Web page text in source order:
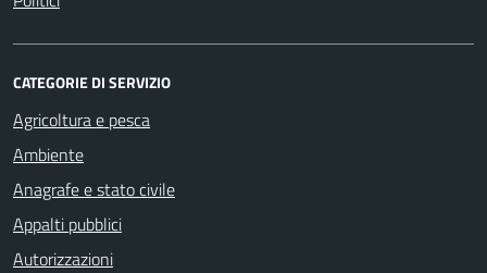
CATEGORIE DI SERVIZIO
Agricoltura e pesca
Ambiente
Anagrafe e stato civile
Appalti pubblici
Autorizzazioni